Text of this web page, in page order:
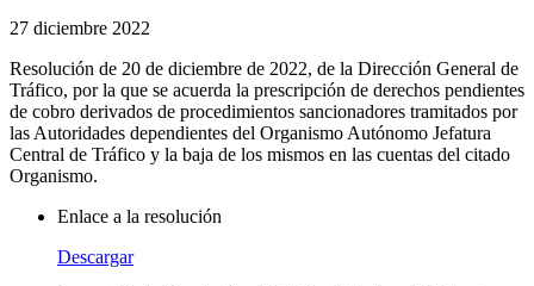
27 diciembre 2022
Resolución de 20 de diciembre de 2022, de la Dirección General de
Tráfico, por la que se acuerda la prescripción de derechos pendientes
de cobro derivados de procedimientos sancionadores tramitados por
las Autoridades dependientes del Organismo Autónomo Jefatura
Central de Tráfico y la baja de los mismos en las cuentas del citado
Organismo.
Enlace a la resolución
Descargar